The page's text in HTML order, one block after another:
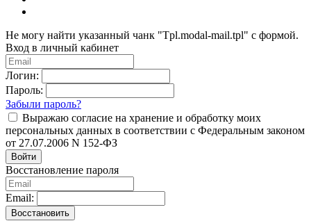
Не могу найти указанный чанк "Tpl.modal-mail.tpl" с формой.
Вход в личный кабинет
Логин:
Пароль:
Забыли пароль?
Выражаю согласие на хранение и обработку моих
персональных данных в соответствии с Федеральным законом
от 27.07.2006 N 152-ФЗ
Войти
Восстановление пароля
Email:
Восстановить